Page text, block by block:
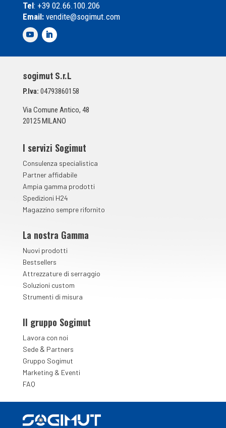
l
e
d
S
u
n
a
*
Tel: +39 02.66.100.206
Email:vendite@sogimut.com
sogimut S.r.L
P.Iva: 04793860158
Via Comune Antico, 48
20125 MILANO
I servizi Sogimut
Consulenza specialistica
Partner affidabile
Ampia gamma prodotti
Spedizioni H24
Magazzino sempre rifornito
La nostra Gamma
Nuovi prodotti
Bestsellers
Attrezzature di serraggio
Soluzioni custom
Strumenti di misura
Il gruppo Sogimut
Lavora con noi
Sede& Partners
Gruppo Sogimut
Marketing & Eventi
FAQ